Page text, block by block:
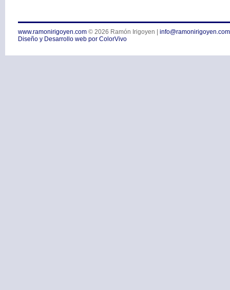
www.ramonirigoyen.com © 2026 Ramón Irigoyen
info@ramonirigoyen.com
Diseño y Desarrollo web por ColorVivo